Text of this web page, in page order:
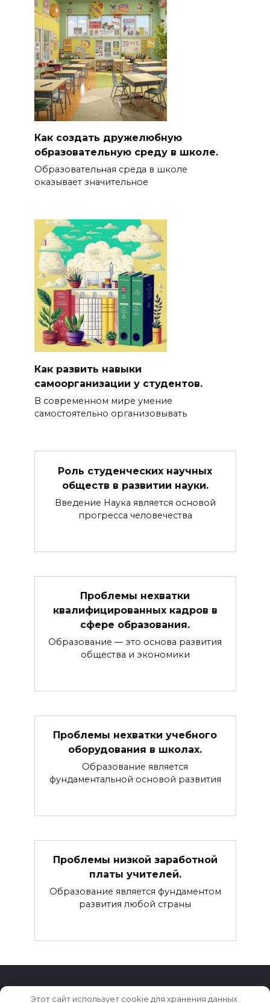
Как создать дружелюбную
образовательную среду в школе.
Образовательная среда в школе
оказывает значительное
Как развить навыки
самоорганизации у студентов.
В современном мире умение
самостоятельно организовывать
Роль студенческих научных
обществ в развитии науки.
Введение Наука является основой
прогресса человечества
Проблемы нехватки
квалифицированных кадров в
сфере образования.
Образование — это основа развития
общества и экономики
Проблемы нехватки учебного
оборудования в школах.
Образование является
фундаментальной основой развития
Проблемы низкой заработной
платы учителей.
Образование является фундаментом
развития любой страны
Этот сайт использует cookie для хранения данных.